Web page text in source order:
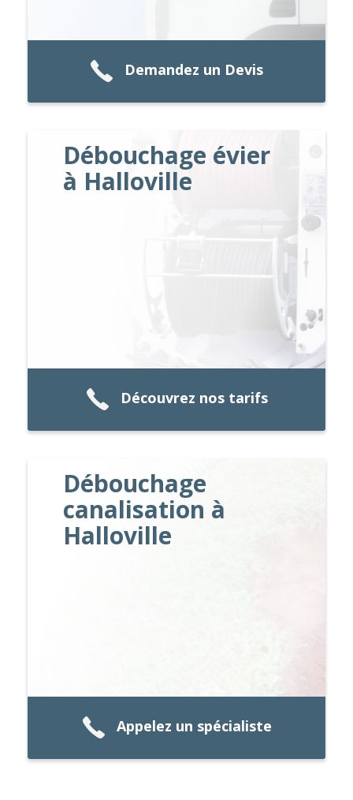
Demandez un Devis
Débouchage évier
à Halloville
Découvrez nos tarifs
Débouchage
canalisation à
Halloville
Appelez un spécialiste